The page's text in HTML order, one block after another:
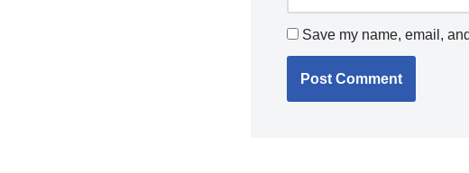
Save my name, email,